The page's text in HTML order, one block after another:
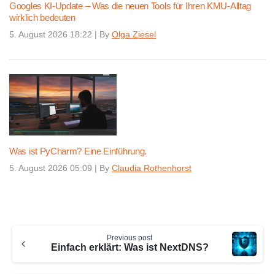
Googles KI-Update – Was die neuen Tools für Ihren KMU-Alltag
wirklich bedeuten
5. August 2026 18:22 | By Olga Ziesel
Was ist PyCharm? Eine Einführung.
5. August 2026 05:09 | By Claudia Rothenhorst
Reading
Previous post
Einfach erklärt: Was ist NextDNS?